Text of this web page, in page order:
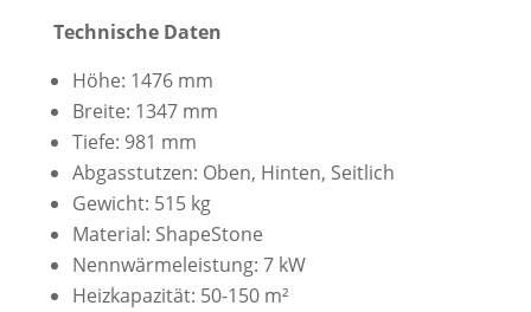
Technische Daten
Höhe: 1476 mm
Breite: 1347 mm
Tiefe: 981 mm
Abgasstutzen: Oben, Hinten, Seitlich
Gewicht: 515 kg
Material: ShapeStone
Nennwärmeleistung: 7 kW
Heizkapazität: 50-150 m²